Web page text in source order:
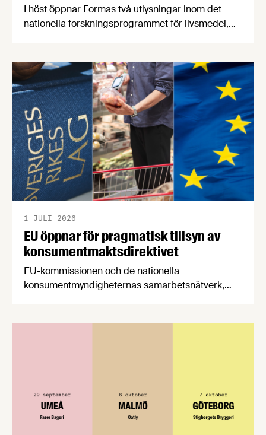
I höst öppnar Formas två utlysningar inom det
nationella forskningsprogrammet för livsmedel,
en motståndskraftig livsmedelsförsörjning", och
båda syftar till att bana väg för innovationer som
stärker Sveriges livsmedelsförsörjning.
EU öppnar för pragmatisk tillsyn av
konsumentmaktsdirektivet
1 JULI 2026
EU-kommissionen och de nationella
konsumentmyndigheternas samarbetsnätverk,